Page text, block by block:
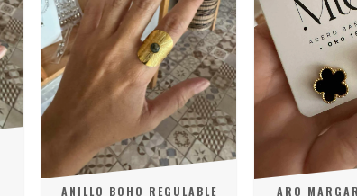
ANILLO BOHO REGULABLE
ARO